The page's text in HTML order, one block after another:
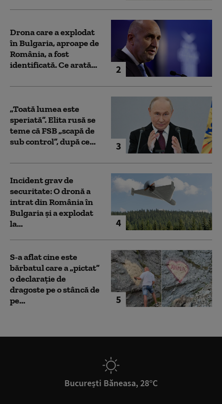
2
Drona care a explodat
în Bulgaria, aproape de
România, a fost
identificată. Ce arată...
3
„Toată lumea este
speriată”. Elita rusă se
teme că FSB „scapă de
sub control”, după ce...
4
Incident grav de
securitate: O dronă a
intrat din România în
Bulgaria şi a explodat
la...
5
S-a aflat cine este
bărbatul care a „pictat”
o declarație de
dragoste pe o stâncă de
pe...
București Băneasa, 28°C